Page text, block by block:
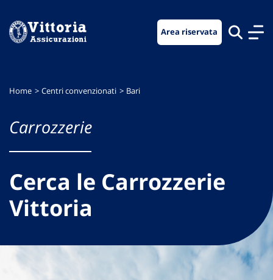
menu
contenuto
footer
Area riservata
Home Centri convenzionati Bari
Carrozzerie
Cerca le Carrozzerie
Vittoria